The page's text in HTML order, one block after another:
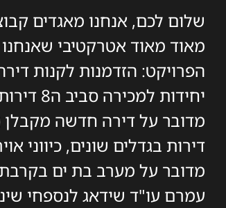
שלום לכם, אנחנו מאגדים
מאוד מאוד אטרקטיבי
הפרויקט: הזדמנות לקנות
דירות בגדלים שונים, כיווני
מדובר על מערב בת ים
עמרם עו"ד שידאג לנספחי